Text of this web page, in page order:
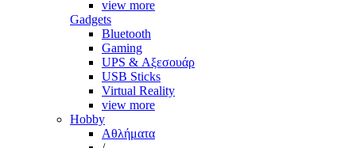
view more
Gadgets
Bluetooth
Gaming
UPS & Αξεσουάρ
USB Sticks
Virtual Reality
view more
Hobby
Αθλήματα